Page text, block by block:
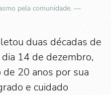
pela comunidade. —
duas décadas de
14 de dezembro,
20 anos por sua
e cuidado